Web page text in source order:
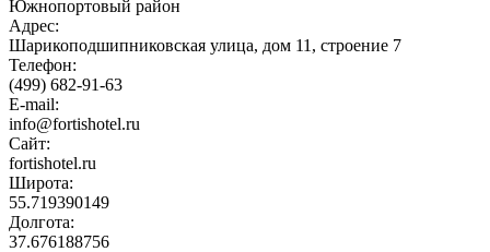
Южнопортовый район
Адрес:
Шарикоподшипниковская улица, дом 11, строение 7
Телефон:
(499) 682-91-63
E-mail:
info@fortishotel.ru
Сайт:
fortishotel.ru
Широта:
55.719390149
Долгота:
37.676188756